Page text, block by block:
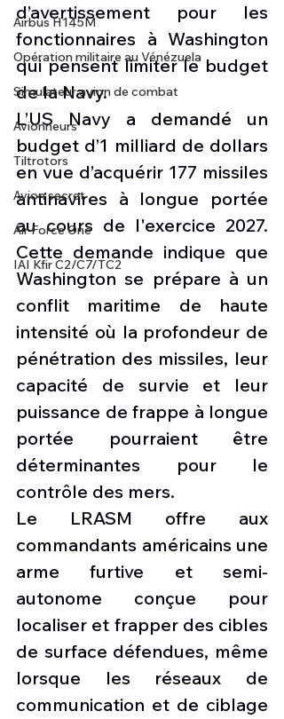
Airbus H145M
Opération militaire au Vénézuela
Simulateur avion de combat
Avionneurs
Tiltrotors
Avion secret
Air Force One
IAI Kfir C2/C7/TC2
d’avertissement pour les
fonctionnaires à Washington
qui pensent limiter le budget
de la Navy.
L’US Navy a demandé un
budget d’1 milliard de dollars
en vue d’acquérir 177 missiles
antinavires à longue portée
au cours de l'exercice 2027.
Cette demande indique que
Washington se prépare à un
conflit maritime de haute
intensité où la profondeur de
pénétration des missiles, leur
capacité de survie et leur
puissance de frappe à longue
portée pourraient être
déterminantes pour le
contrôle des mers.
Le LRASM offre aux
commandants américains une
arme furtive et semi-
autonome conçue pour
localiser et frapper des cibles
de surface défendues, même
lorsque les réseaux de
communication et de ciblage